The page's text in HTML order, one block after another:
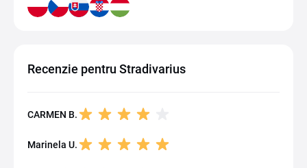
Recenzie pentru Stradivarius
CARMEN B.
Marinela U.